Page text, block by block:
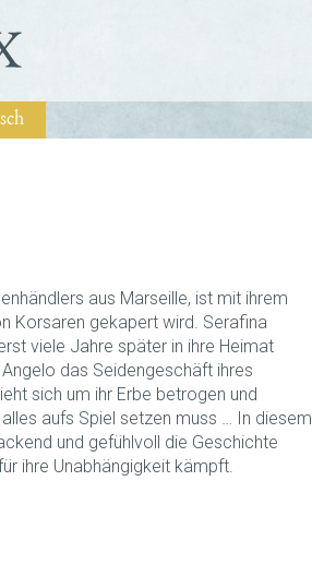
aus Marseille, ist mit ihrem
Korsaren gekapert wird. Serafina
viele Jahre später in ihre Heimat
das Seidengeschäft ihres
sich um ihr Erbe betrogen und
aufs Spiel setzen muss … In diesem
und gefühlvoll die Geschichte
ihre Unabhängigkeit kämpft.